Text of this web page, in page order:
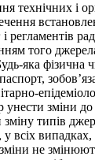
технічних і
регламентів
того
яка
унести зміни до
типів
всіх випадках,
не